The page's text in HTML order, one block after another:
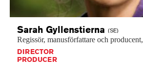
Sarah Gyllenstierna (SE)
Regissör, manusförfattare och producent,
DIRECTOR
PRODUCER